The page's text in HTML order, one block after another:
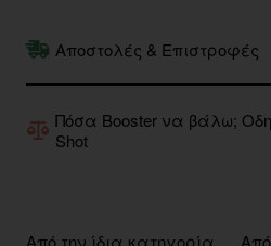
Αποστολές & Επιστροφές
Πόσα Booster να βάλω;
Shot
Από την ίδια κατηγορία